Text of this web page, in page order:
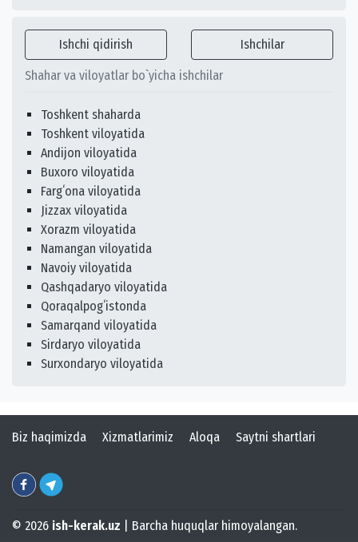
Ishchi qidirish Ishchilar
Shahar va viloyatlar bo`yicha ishchilar
Toshkent shaharda
Toshkent viloyatida
Andijon viloyatida
Buxoro viloyatida
Fargʻona viloyatida
Jizzax viloyatida
Xorazm viloyatida
Namangan viloyatida
Navoiy viloyatida
Qashqadaryo viloyatida
Qoraqalpogʻistonda
Samarqand viloyatida
Sirdaryo viloyatida
Surxondaryo viloyatida
Biz haqimizda Xizmatlarimiz Aloqa Saytni shartlari
© 2026 ish-kerak.uz | Barcha huquqlar himoyalangan.